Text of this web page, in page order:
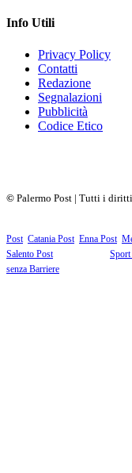
Info Utili
Privacy Policy
Contatti
Redazione
Segnalazioni
Pubblicità
Codice Etico
© Palermo Post | Tutti i
Post, Catania Post, Enna Post,
Salento Post. I siti tematici:
senza Barriere